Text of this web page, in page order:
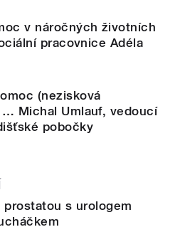
v náročných životních
pracovnice Adéla
(nezisková
… Michal Umlauf, vedoucí
pobočky
s urologem